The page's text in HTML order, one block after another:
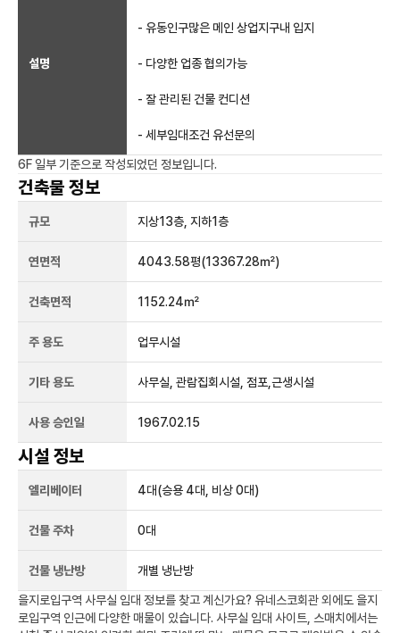
설명
- 유동인구많은 메인 상업지구내 입지
- 다양한 업종 협의가능
- 잘 관리된 건물 컨디션
- 세부임대조건 유선문의
6F 일부 기준으로 작성되었던 정보입니다.
건축물 정보
규모 지상13층, 지하1층
연면적 4043.58평(13367.28㎡)
건축면적 1152.24㎡
주 용도 업무시설
기타 용도 사무실, 관람집회시설, 점포,근생시설
사용 승인일 1967.02.15
시설 정보
엘리베이터 4대(승용 4대, 비상 0대)
건물 주차 0대
건물 냉난방 개별 냉난방
을지로입구역 사무실 임대 정보를 찾고 계신가요? 유네스코회관외에도 을지
로입구역 인근에 다양한 매물이 있습니다. 사무실 임대 사이트, 스매치에서는